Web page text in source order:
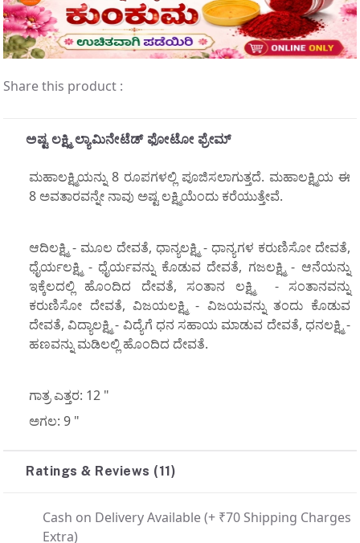
Share this product :
ಅಷ್ಟ ಲಕ್ಷ್ಮಿ ಲ್ಯಾಮಿನೇಟೆಡ್ ಫೋಟೋ ಫ್ರೇಮ್
ಮಹಾಲಕ್ಷ್ಮಿಯನ್ನು 8 ರೂಪಗಳಲ್ಲಿ ಪೂಜಿಸಲಾಗುತ್ತದೆ. ಮಹಾಲಕ್ಷ್ಮಿಯ ಈ
8 ಅವತಾರವನ್ನೇ ನಾವು ಅಷ್ಟ ಲಕ್ಷ್ಮಿಯೆಂದು ಕರೆಯುತ್ತೇವೆ.
ಆದಿಲಕ್ಷ್ಮಿ - ಮೂಲ ದೇವತೆ, ಧಾನ್ಯಲಕ್ಷ್ಮಿ - ಧಾನ್ಯಗಳ ಕರುಣಿಸೋ ದೇವತೆ,
ಧೈರ್ಯಲಕ್ಷ್ಮಿ - ಧೈರ್ಯವನ್ನು ಕೊಡುವ ದೇವತೆ, ಗಜಲಕ್ಷ್ಮಿ - ಆನೆಯನ್ನು
ಇಕ್ಕೆಲದಲ್ಲಿ ಹೊಂದಿದ ದೇವತೆ, ಸಂತಾನ ಲಕ್ಷ್ಮಿ - ಸಂತಾನವನ್ನು
ಕರುಣಿಸೋ ದೇವತೆ, ವಿಜಯಲಕ್ಷ್ಮಿ - ವಿಜಯವನ್ನು ತಂದು ಕೊಡುವ
ದೇವತೆ, ವಿದ್ಯಾಲಕ್ಷ್ಮಿ - ವಿದ್ಯೆಗೆ ಧನ ಸಹಾಯ ಮಾಡುವ ದೇವತೆ, ಧನಲಕ್ಷ್ಮಿ -
ಹಣವನ್ನು ಮಡಿಲಲ್ಲಿ ಹೊಂದಿದ ದೇವತೆ.
ಗಾತ್ರ ಎತ್ತರ: 12 "
ಅಗಲ: 9 "
Ratings & Reviews (11)
Cash on Delivery Available(+ ₹70 Shipping Charges
Extra)